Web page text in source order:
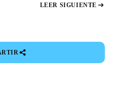
LEER SIGUIENTE